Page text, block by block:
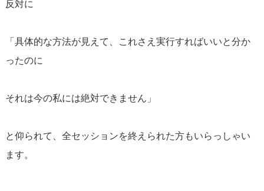
反対に
「具体的な方法が見えて、これさえ実行すればいいと分か
ったのに
それは今の私には絶対できません」
と仰られて、全セッションを終えられた方もいらっしゃい
ます。